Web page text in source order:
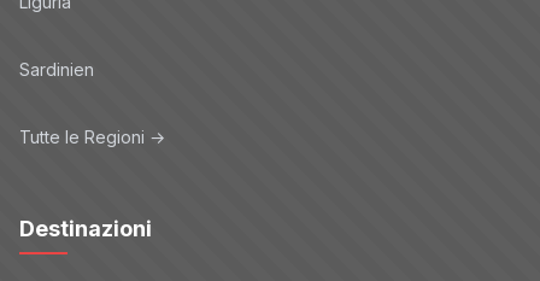
Sardinien
Tutte le Regioni →
Destinazioni